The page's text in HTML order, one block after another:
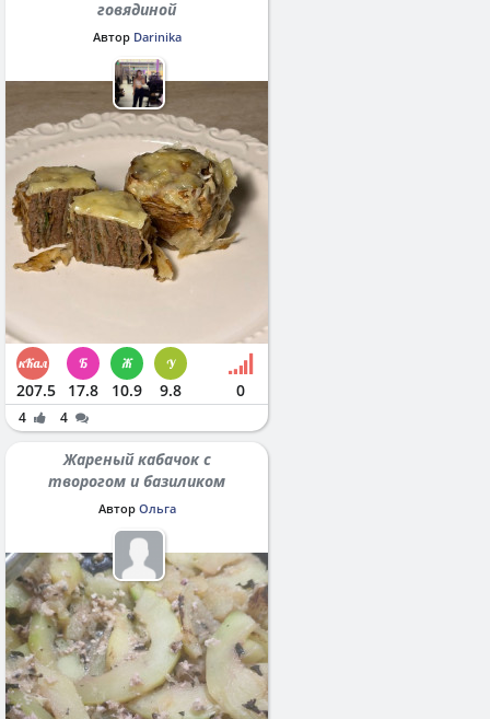
говядиной
Автор Darinika
207.5 17.8 10.9 9.8 0
4 4
Жареный кабачок с
творогом и базиликом
Автор Ольга